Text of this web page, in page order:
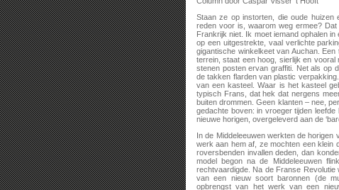
Staan ze op instorten, die oude huizen
reden voor is, waarom weg ermee?
Frankrijk niet. Ik moet iemand ophalen
op een uitgestrekte, vaal verlichte
gigantische winkelkeet van Auchan.
terrein, staat een hoog, sierlijk en
stenen posten ervan graffiti. Net als op
de takken flarden van plastic
van een kasteel. Waar is het kasteel
typisch Frans, dat hek dat nergens
buiten drommen. Geen klanten – nee,
gedachte boven: in vroeger tijden
nieuwe horigen, overgeleverd aan de
In de Middeleeuwen werkten de
werk aan hem af, ze mochten een klein
roversbenden invallen deden, dan
model begon na de Middeleeuwen
rechtvaardigde. Na de Franse
van een nieuw soort baronnen (de
opbrengst van het werk van een